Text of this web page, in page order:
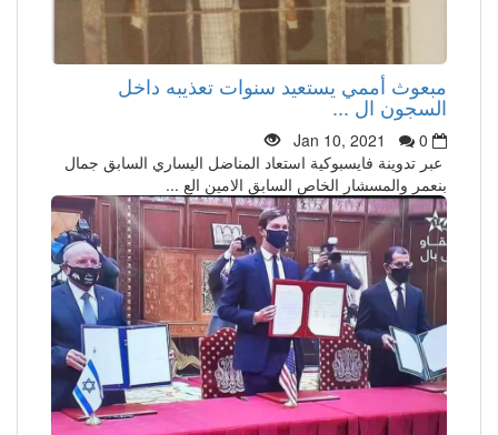
مبعوث أممي يستعيد سنوات تعذيبه داخل
السجون ال ...
Jan 10, 2021
0
عبر تدوينة فايسبوكية استعاد المناضل اليساري السابق جمال
بنعمر والمسشار الخاص السابق الامين الع ...